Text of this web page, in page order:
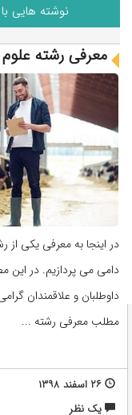
نوشته هایی
معرفی رشته
در اینجا به معرفی یکی از
دامی می پردازیم. در این
داوطلبان و علاقمندان
مطلب معرفی رشته ...
۲۶ اسفند ۱۳۹۸
يک نظر